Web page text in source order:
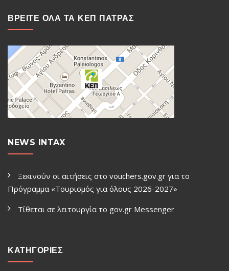
ΒΡΕΙΤΕ ΟΛΑ ΤΑ ΚΕΠ ΠΑΤΡΑΣ
NEWS INTAX
Ξεκινούν οι αιτήσεις στο vouchers.gov.gr για το
Πρόγραμμα «Τουρισμός για όλους 2026-2027»
Τίθεται σε λειτουργία το gov.gr Μessenger
ΚΑΤΗΓΟΡΙΕΣ